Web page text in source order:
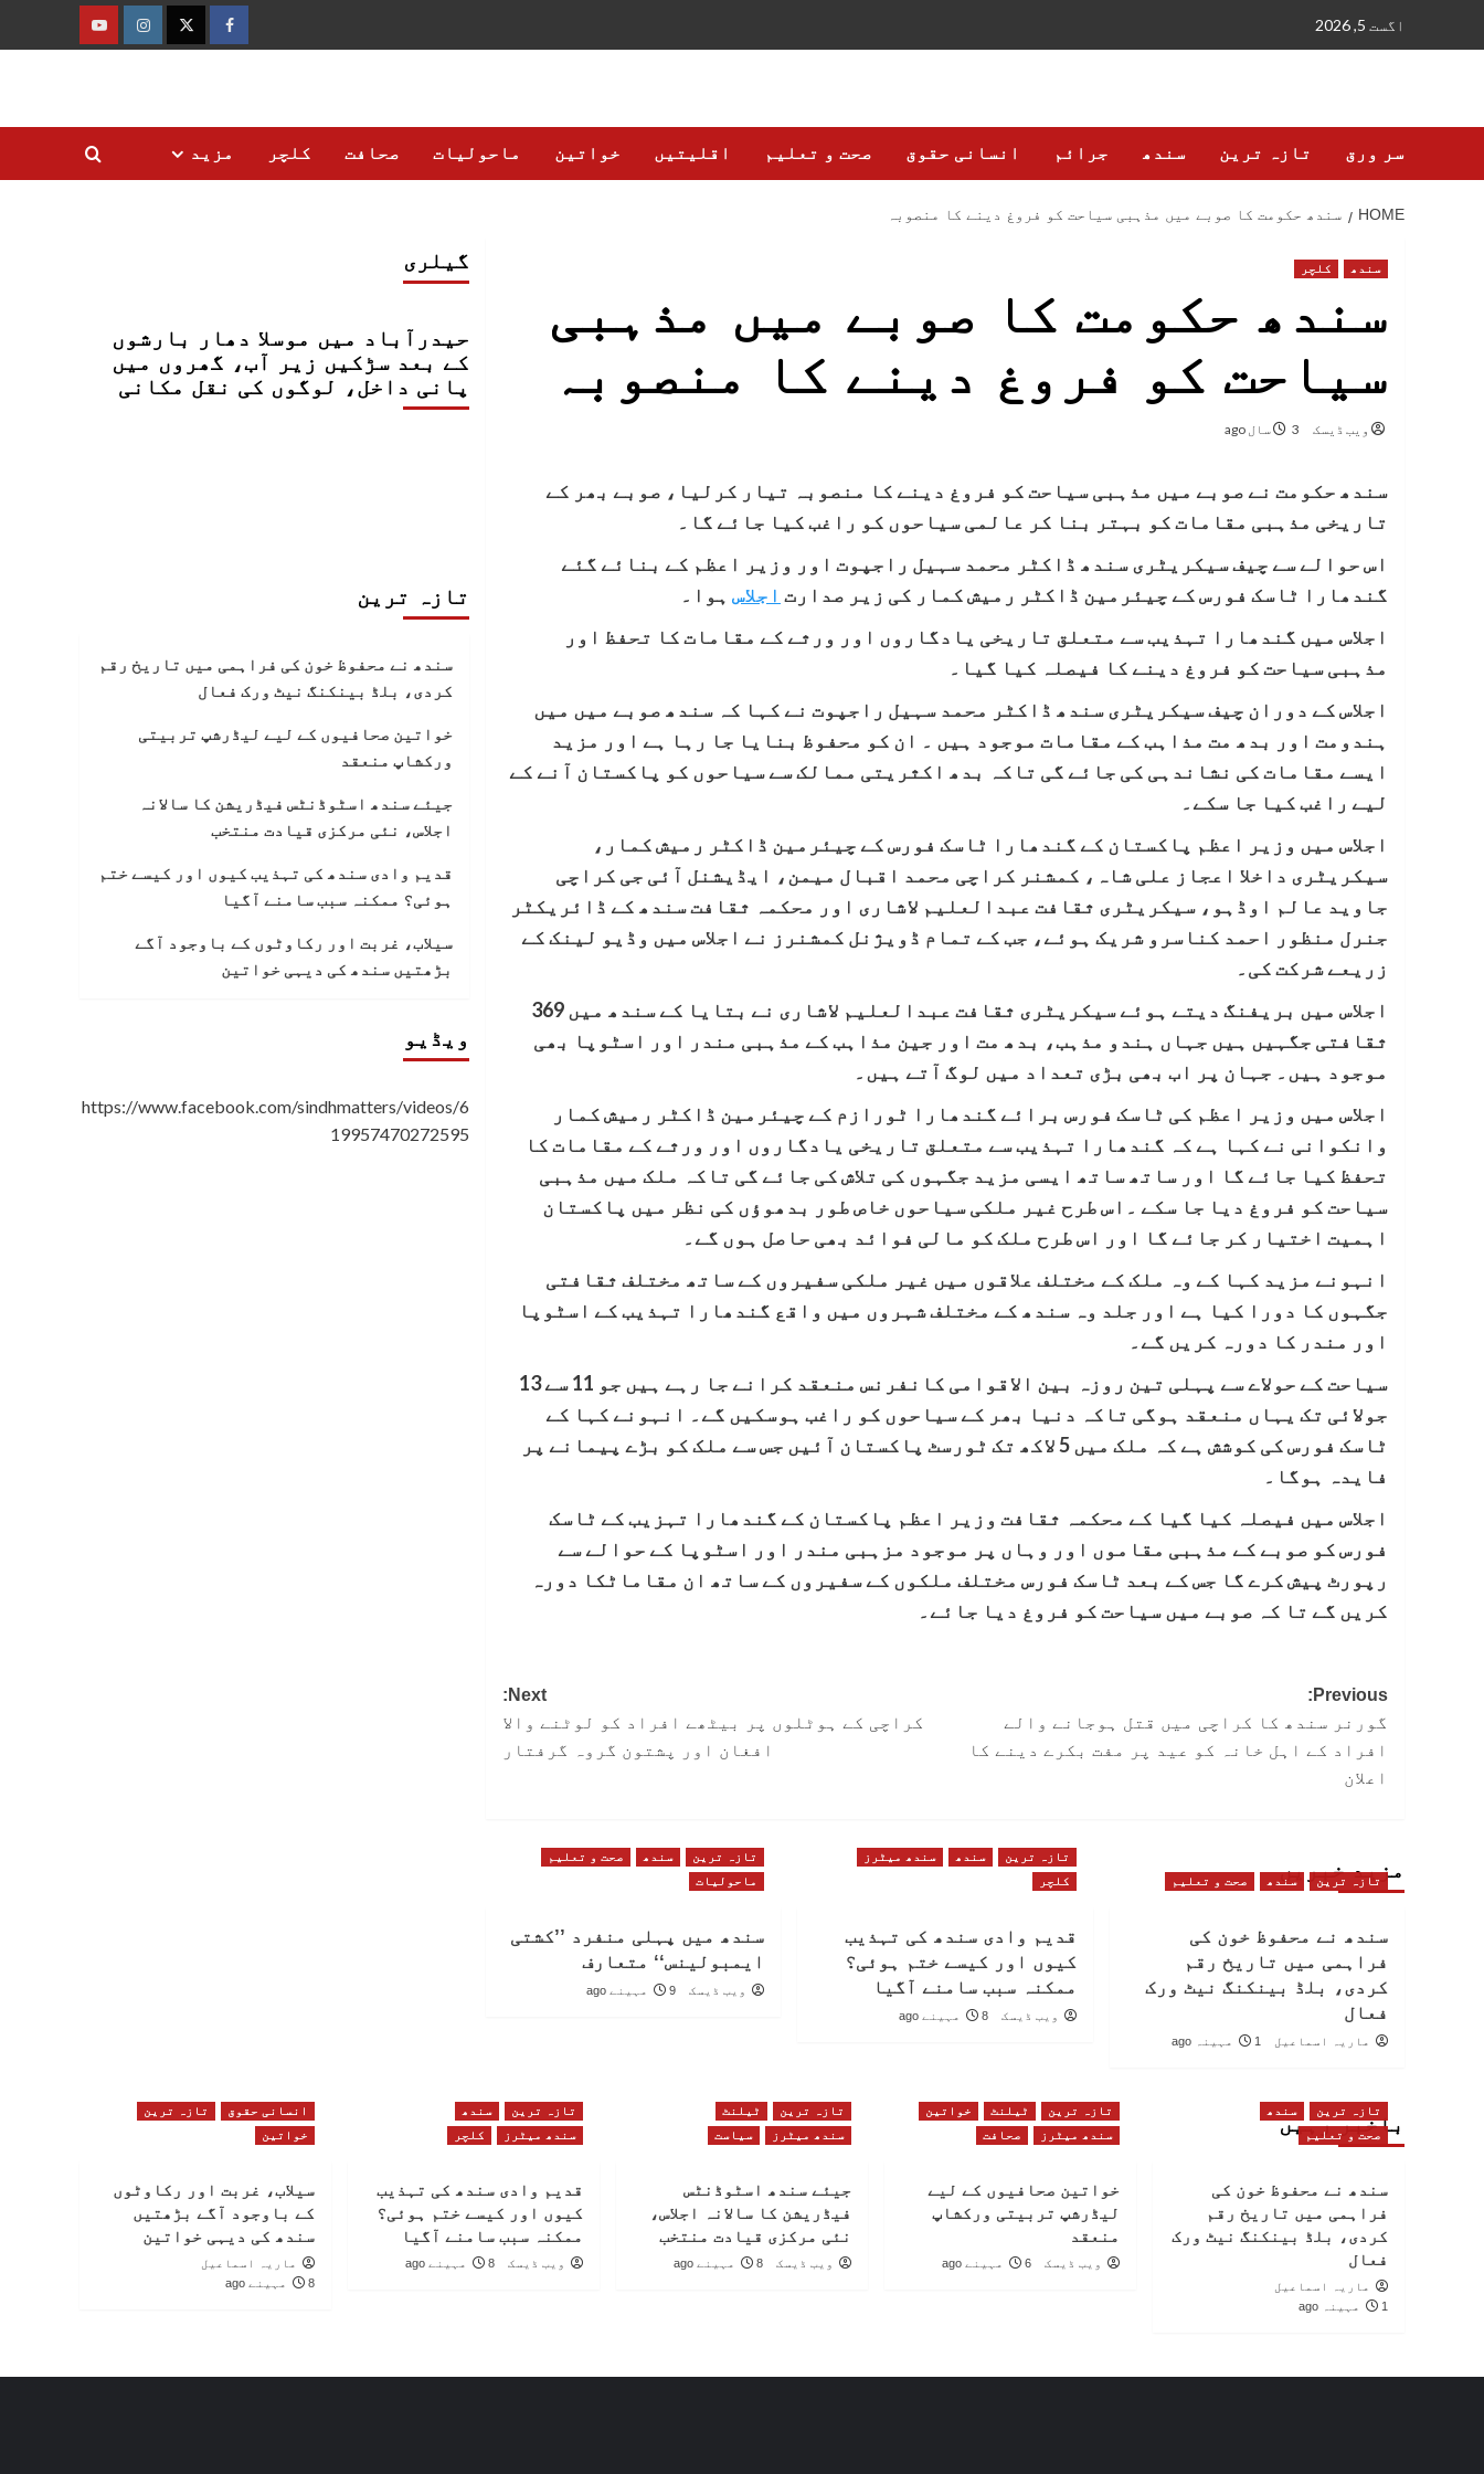
اگست 5, 2026
فیس
ٹوئٹرانسٹاگرام
یوٹیوب
سر ورق تازہ ترین سندھ جرائم انسانی حقوق صحت و تعلیم اقلیتیں خواتین ماحولیات صحافت کلچر مزید
HOME سندھ حکومت کا صوبے میں مذہبی سیاحت کو فروغ دینے کا منصوبہ
سندھ کلچر
سندھ حکومت کا صوبے میں مذہبی
سیاحت کو فروغ دینے کا منصوبہ
ویب ڈیسک 3 سال ago
سندھ حکومت نے صوبے میں مذہبی سیاحت کو فروغ دینے کا منصوبہ تیار کرلیا، صوبے بھر کے
تاریخی مذہبی مقامات کو بہتر بنا کر عالمی سیاحوں کو راغب کیا جائے گا۔
اس حوالے سے چیف سیکریٹری سندھ ڈاکٹر محمد سہیل راجپوت اور وزیر اعظم کے بنائے گئے
گندھارا ٹاسک فورس کے چیئرمین ڈاکٹر رمیش کمار کی زیر صدارت اجلاس ہوا۔
اجلاس میں گندھارا تہذیب سے متعلق تاریخی یادگاروں اور ورثے کے مقامات کا تحفظ اور
مذہبی سیاحت کو فروغ دینے کا فیصلہ کیا گیا۔
اجلاس کے دوران چیف سیکریٹری سندھ ڈاکٹر محمد سہیل راجپوت نے کہا کہ سندھ صوبے میں میں
ہندومت اور بدھ مت مذاہب کے مقامات موجود ہیں ۔ ان کو محفوظ بنایا جا رہا ہے اور مزید
ایسے مقامات کی نشاندہی کی جائے گی تاکہ بدھ اکثریتی ممالک سے سیاحوں کو پاکستان آنے کے
لیے راغب کیا جا سکے۔
اجلاس میں وزیر اعظم پاکستان کے گندھارا ٹاسک فورس کے چیئرمین ڈاکٹر رمیش کمار،
سیکریٹری داخلا اعجاز علی شاہ، کمشنر کراچی محمد اقبال میمن، ایڈیشنل آئی جی کراچی
جاوید عالم اوڈہو، سیکریٹری ثقافت عبدالعلیم لاشاری اور محکمہ ثقافت سندھ کے ڈائریکٹر
جنرل منظور احمد کناسرو شریک ہوئے، جب کے تمام ڈویژنل کمشنرز نے اجلاس میں وڈیو لینک کے
زریعے شرکت کی۔
اجلاس میں بریفنگ دیتے ہوئے سیکریٹری ثقافت عبدالعلیم لاشاری نے بتایا کے سندھ میں 369
ثقافتی جگہیں ہیں جہاں ہندو مذہب، بدھ مت اور جین مذاہب کے مذہبی مندر اور اسٹوپا بھی
موجود ہیں۔ جہان پر اب بھی بڑی تعداد میں لوگ آتے ہیں۔
اجلاس میں وزیر اعظم کی ٹاسک فورس برائے گندھارا ٹورازم کے چیئرمین ڈاکٹر رمیش کمار
وانکوانی نے کہا ہے کہ گندھارا تہذیب سے متعلق تاریخی یادگاروں اور ورثے کے مقامات کا
تحفظ کیا جائے گا اور ساتھ ساتھ ایسی مزید جگہوں کی تلاش کی جائے گی تاکہ ملک میں مذہبی
سیاحت کو فروغ دیا جا سکے ۔اس طرح غیر ملکی سیاحوں خاص طور بدھوؤں کی نظر میں پاکستان
اہمیت اختیار کر جائے گا اور اس طرح ملک کو مالی فوائد بھی حاصل ہوں گے۔
انہونے مزید کہا کے وہ ملک کے مختلف علاقوں میں غیر ملکی سفیروں کے ساتھ مختلف ثقافتی
جگہوں کا دورا کیا ہے اور جلد وہ سندھ کے مختلف شہروں میں واقع گندھارا تہذیب کے اسٹوپا
اور مندر کا دورہ کریں گے۔
سیاحت کے حولاے سے پہلی تین روزہ بین الاقوامی کانفرنس منعقد کرانے جا رہے ہیں جو 11 سے 13
جولائی تک یہاں منعقد ہوگی تاکہ دنیا بھر کے سیاحوں کو راغب ہوسکیں گے۔ انہونے کہا کے
ٹاسک فورس کی کوشش ہے کہ ملک میں 5 لاکھ تک ٹورسٹ پاکستان آئیں جس سے ملک کو بڑے پیمانے پر
فایدہ ہوگا۔
اجلاس میں فیصلہ کیا گیا کے محکمہ ثقافت وزیر اعظم پاکستان کے گندھارا تہزیب کے ٹاسک
فورس کو صوبے کے مذہبی مقاموں اور وہاں پر موجود مزہبی مندر اور اسٹوپا کے حوالے سے
رپورٹ پیش کرے گا جس کے بعد ٹاسک فورس مختلف ملکوں کے سفیروں کے ساتھ ان مقاماٹکا دورہ
کریں گے تا کہ صوبے میں سیاحت کو فروغ دیا جائے۔
Post
navigation
Previous:
گورنر سندھ کا کراچی میں قتل ہوجانے والے
افراد کے اہل خانہ کو عید پر مفت بکرے دینے کا
اعلان
Next:
کراچی کے ہوٹلوں پر بیٹھے افراد کو لوٹنے والا
افغان اور پشتون گروہ گرفتار
مزید خبریں
تازہ ترین سندھ صحت و تعلیم
سندھ نے محفوظ خون کی
فراہمی میں تاریخ رقم
کردی، بلڈ بینکنگ نیٹ ورک
فعال
ماریہ اسماعیل 1 مہینہ ago
تازہ ترین سندھ
سندھ میٹرز
کلچر
قدیم وادی سندھ کی تہذیب
کیوں اور کیسے ختم ہوئی؟
ممکنہ سبب سامنے آگیا
ویب ڈیسک 8 مہینے ago
تازہ ترین سندھ
صحت و تعلیم
ماحولیات
سندھ میں پہلی منفرد ’’کشتی
ایمبولینس‘‘ متعارف
ویب ڈیسک 9 مہینے ago
گیلری
حیدرآباد میں موسلا دھار بارشوں
کے بعد سڑکیں زیر آب، گھروں میں
پانی داخل، لوگوں کی نقل مکانی
تازہ ترین
سندھ نے محفوظ خون کی فراہمی میں تاریخ رقم
کردی، بلڈ بینکنگ نیٹ ورک فعال
خواتین صحافیوں کے لیے لیڈرشپ تربیتی
ورکشاپ منعقد
جیئے سندھ اسٹوڈنٹس فیڈریشن کا سالانہ
اجلاس، نئی مرکزی قیادت منتخب
قدیم وادی سندھ کی تہذیب کیوں اور کیسے ختم
ہوئی؟ ممکنہ سبب سامنے آگیا
سیلاب، غربت اور رکاوٹوں کے باوجود آگے
بڑھتیں سندھ کی دیہی خواتین
ویڈیو
https://www.facebook.com/sindhmatters/videos/6
19957470272595
باخبر رہیں
تازہ ترین
سندھ
صحت و تعلیم
سندھ نے محفوظ خون کی
فراہمی میں تاریخ رقم
کردی، بلڈ بینکنگ نیٹ ورک
فعال
ماریہ اسماعیل
1 مہینہ ago
تازہ ترین ٹیلنٹ
خواتین
سندھ میٹرز
صحافت
خواتین صحافیوں کے لیے
لیڈرشپ تربیتی ورکشاپ
منعقد
ویب ڈیسک 6 مہینے ago
تازہ ترین
ٹیلنٹ
سندھ میٹرز
سیاست
جیئے سندھ اسٹوڈنٹس
فیڈریشن کا سالانہ اجلاس،
نئی مرکزی قیادت منتخب
ویب ڈیسک 8 مہینے ago
تازہ ترین
سندھ
سندھ میٹرز
کلچر
قدیم وادی سندھ کی تہذیب
کیوں اور کیسے ختم ہوئی؟
ممکنہ سبب سامنے آگیا
ویب ڈیسک 8 مہینے ago
انسانی حقوق
تازہ ترین
خواتین
سیلاب، غربت اور رکاوٹوں
کے باوجود آگے بڑھتیں
سندھ کی دیہی خواتین
ماریہ اسماعیل
8 مہینے ago